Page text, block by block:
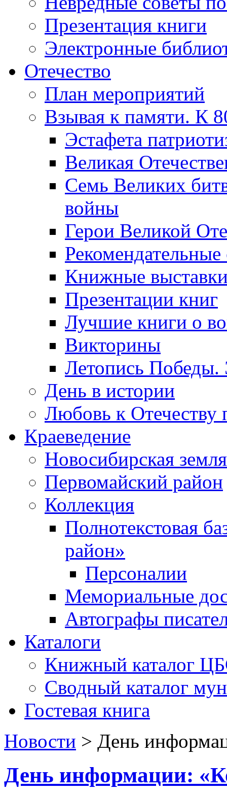
Презентация книги
Электронные
Отечество
План мероприятий
Взывая к памяти. К
Эcтафета
Великая
Семь Великих
войны
Герои Великой
Рекомендательные
Книжные
Презентации книг
Лучшие книги о
Викторины
Летопись Победы.
День в истории
Любовь к Отечеству
Краеведение
Новосибирская земля
Первомайский район
Коллекция
Полнотекстовая
район»
Персоналии
Мемориальные
Автографы
Каталоги
Книжный каталог
Сводный каталог
Гостевая книга
Новости > День
День информации: